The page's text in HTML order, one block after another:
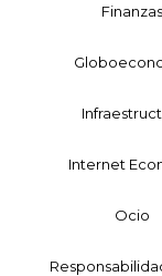
Finanzas
Internet
Ocio